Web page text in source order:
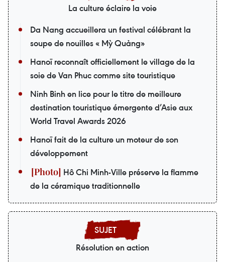
La culture éclaire la voie
Da Nang accueillera un festival célébrant la
soupe de nouilles « Mỳ Quảng»
Hanoï reconnaît officiellement le village de la
soie de Van Phuc comme site touristique
Ninh Binh en lice pour le titre de meilleure
destination touristique émergente d’Asie aux
World Travel Awards 2026
Hanoï fait de la culture un moteur de son
développement
Hô Chi Minh-Ville préserve la flamme
de la céramique traditionnelle
Résolution en action